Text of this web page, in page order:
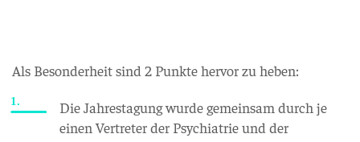
Als Besonderheit sind 2 Punkte hervor zu heben:
Die Jahrestagung wurde gemeinsam durch je
einen Vertreter der Psychiatrie und der